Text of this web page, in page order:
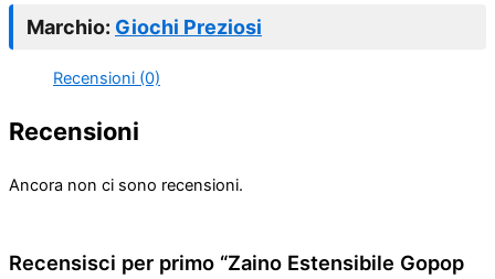
Marchio: Giochi Preziosi
Recensioni (0)
Recensioni
Ancora non ci sono recensioni.
Recensisci per primo “Zaino Estensibile Gopop